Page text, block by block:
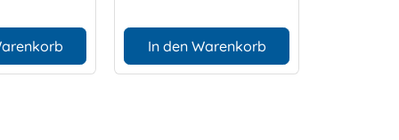
In den Warenkorb